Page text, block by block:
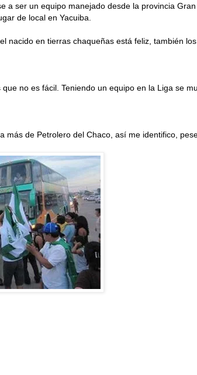
ser un equipo manejado desde la provincia
de local en Yacuiba.
en tierras chaqueñas está feliz, también
no es fácil. Teniendo un equipo en la Liga se
de Petrolero del Chaco, así me identifico,